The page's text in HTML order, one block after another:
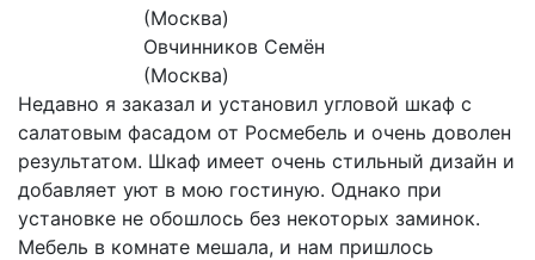
Овчинников Семён
(Москва)
Недавно я заказал и установил угловой шкаф с
салатовым фасадом от Росмебель и очень доволен
результатом. Шкаф имеет очень стильный дизайн и
добавляет уют в мою гостиную. Однако при
установке не обошлось без некоторых заминок.
Мебель в комнате мешала, и нам пришлось